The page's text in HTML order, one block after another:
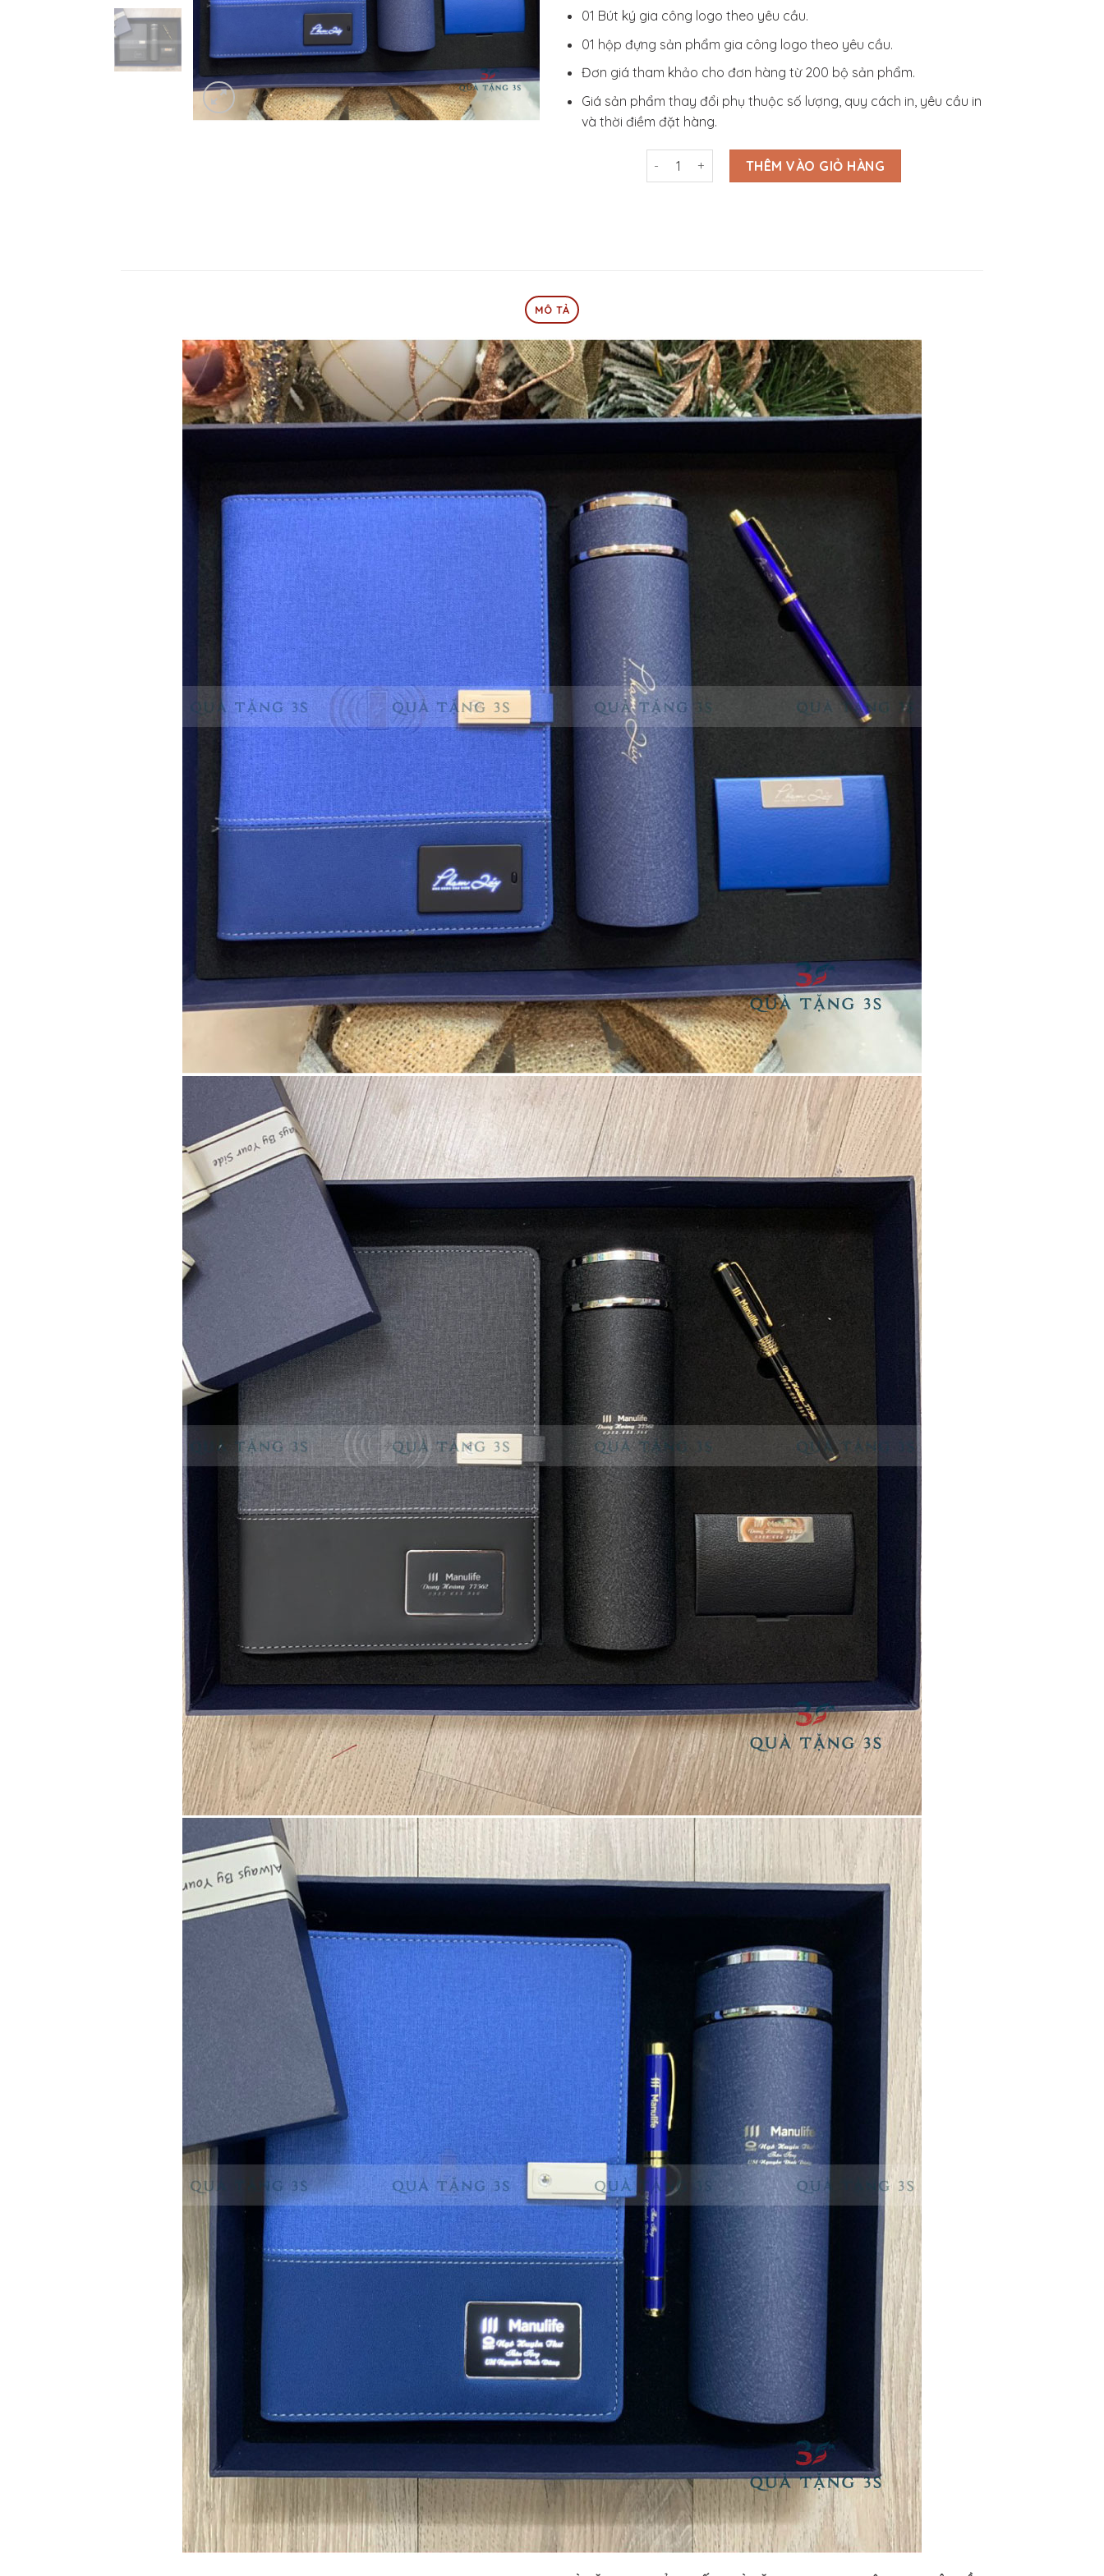
01 Bút ký gia công logo theo yêu cầu.
01 hộp đựng sản phẩm gia công logo theo yêu cầu.
Đơn giá tham khảo cho đơn hàng từ 200 bộ sản phẩm.
Giá sản phẩm thay đổi phụ thuộc số lượng, quy cách in, yêu cầu in
và thời điềm đặt hàng.
Bộ Gift Sổ Sạc Đa Năng - Bút Ký - Bình Giữ Nhiệt In Logo - BQT3S011 số lượng
THÊM VÀO GIỎ HÀNG
MÔ TẢ